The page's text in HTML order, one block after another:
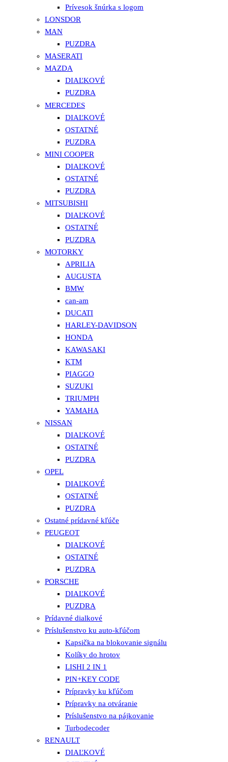
Prívesok šnúrka s logom
LONSDOR
MAN
PUZDRA
MASERATI
MAZDA
DIAĽKOVÉ
PUZDRA
MERCEDES
DIAĽKOVÉ
OSTATNÉ
PUZDRA
MINI COOPER
DIAĽKOVÉ
OSTATNÉ
PUZDRA
MITSUBISHI
DIAĽKOVÉ
OSTATNÉ
PUZDRA
MOTORKY
APRILIA
AUGUSTA
BMW
can-am
DUCATI
HARLEY-DAVIDSON
HONDA
KAWASAKI
KTM
PIAGGO
SUZUKI
TRIUMPH
YAMAHA
NISSAN
DIAĽKOVÉ
OSTATNÉ
PUZDRA
OPEL
DIAĽKOVÉ
OSTATNÉ
PUZDRA
Ostatné prídavné kľúče
PEUGEOT
DIAĽKOVÉ
OSTATNÉ
PUZDRA
PORSCHE
DIAĽKOVÉ
PUZDRA
Prídavné dialkové
Príslušenstvo ku auto-kľúčom
Kapsička na blokovanie signálu
Kolíky do hrotov
LISHI 2 IN 1
PIN+KEY CODE
Prípravky ku kľúčom
Prípravky na otváranie
Príslušenstvo na pájkovanie
Turbodecoder
RENAULT
DIAĽKOVÉ